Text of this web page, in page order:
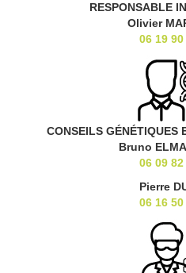
RESPONSABLE
Olivier
06 19
CONSEILS GÉNÉTIQUES
Bruno
06 09
Pierre
06 16